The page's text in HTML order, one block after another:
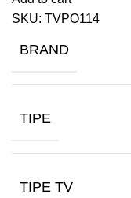
SKU: TVPO114
BRAND
TIPE
TIPE TV